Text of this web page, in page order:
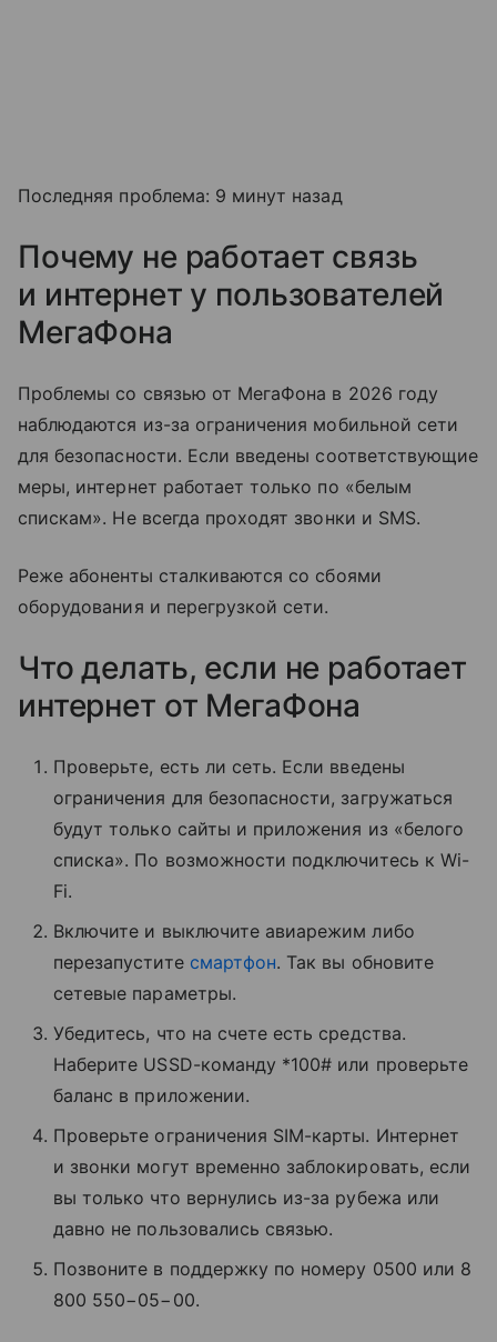
Последняя проблема: 9 минут назад
Почему не работает связь
и интернет у пользователей
МегаФона
Проблемы со связью от МегаФона в 2026 году
наблюдаются из-за ограничения мобильной сети
для безопасности. Если введены соответствующие
меры, интернет работает только по «белым
спискам». Не всегда проходят звонки и SMS.
Реже абоненты сталкиваются со сбоями
оборудования и перегрузкой сети.
Что делать, если не работает
интернет от МегаФона
Проверьте, есть ли сеть. Если введены
ограничения для безопасности, загружаться
будут только сайты и приложения из «белого
списка». По возможности подключитесь к Wi-
Fi.
Включите и выключите авиарежим либо
перезапустите смартфон. Так вы обновите
сетевые параметры.
Убедитесь, что на счете есть средства.
Наберите USSD-команду *100# или проверьте
баланс в приложении.
Проверьте ограничения SIM-карты. Интернет
и звонки могут временно заблокировать, если
вы только что вернулись из-за рубежа или
давно не пользовались связью.
Позвоните в поддержку по номеру 0500 или 8
800 550−05−00.